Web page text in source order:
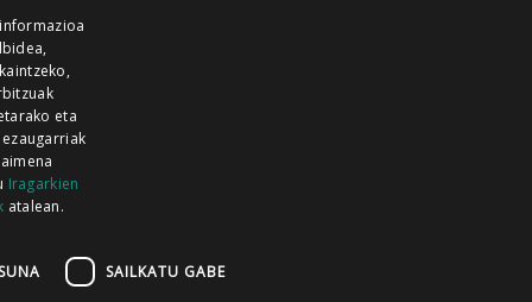
GUKA
GUKA
ZUMAIA GUKA
eta
Iragarkien
atalean.
SAILKATU GABE